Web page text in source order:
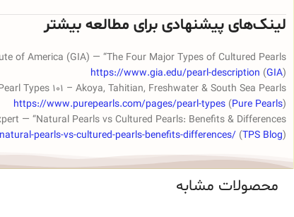
لینک‌های پیشنهادی برای مطالعه بیشتر
of America (GIA) — “The Four Major Types of Cultured Pearls”
https://www.gia.edu/pearl-description (GIA)
Types 101 – Akoya, Tahitian, Freshwater & South Sea Pearls”
https://www.purepearls.com/pages/pearl-types (Pure Pearls)
— “Natural Pearls vs Cultured Pearls: Benefits & Differences”
pearls-vs-cultured-pearls-benefits-differences/ (TPS Blog)
محصولات مشابه